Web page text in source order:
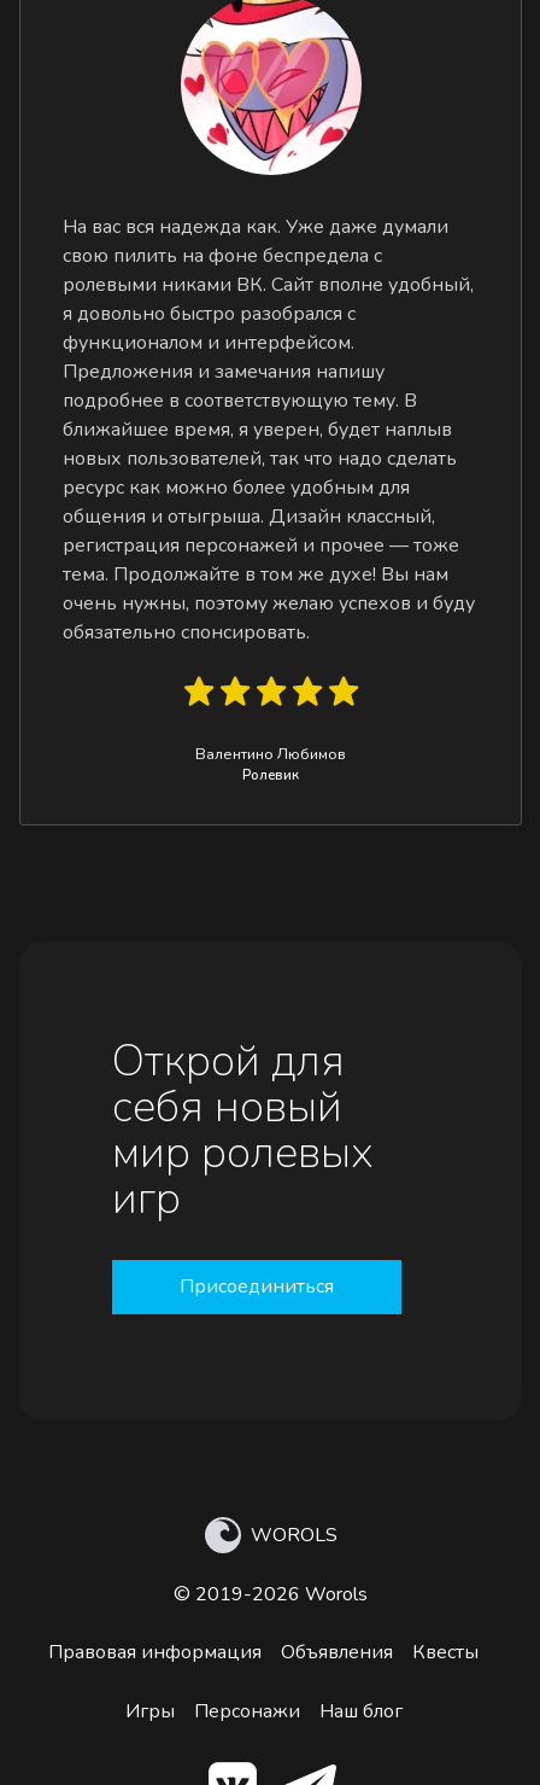
На вас вся надежда как. Уже даже думали
свою пилить на фоне беспредела с
ролевыми никами ВК. Сайт вполне удобный,
я довольно быстро разобрался с
функционалом и интерфейсом.
Предложения и замечания напишу
подробнее в соответствующую тему. В
ближайшее время, я уверен, будет наплыв
новых пользователей, так что надо сделать
ресурс как можно более удобным для
общения и отыгрыша. Дизайн классный,
регистрация персонажей и прочее — тоже
тема. Продолжайте в том же духе! Вы нам
очень нужны, поэтому желаю успехов и буду
обязательно спонсировать.
Валентино Любимов
Ролевик
Открой для
себя новый
мир ролевых
игр
Присоединиться
WOROLS
© 2019-2026 Worols
Правовая информация Объявления Квесты
Игры Персонажи Наш блог